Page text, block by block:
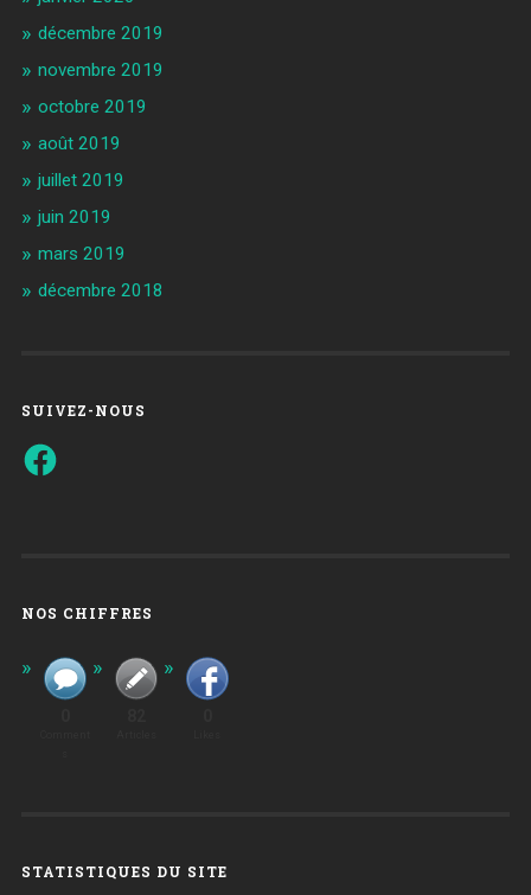
décembre 2019
novembre 2019
octobre 2019
août 2019
juillet 2019
juin 2019
mars 2019
décembre 2018
SUIVEZ-NOUS
Facebook
NOS CHIFFRES
STATISTIQUES DU SITE